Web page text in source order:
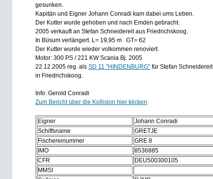
gesunken.
Kapitän und Eigner Johann Conradi kam dabei ums Leben.
Der Kutter wurde gehoben und nach Emden gebracht.
2005 verkauft an Stefan Schneidereit aus Friedrichskoog.
In Büsum verlängert. L= 19,95 m GT= 62
Der Kutter wurde wieder volkommen renoviert.
Motor: 300 PS / 221 KW Scania Bj. 2005
22.12.2005 reg. als SD 11 "HINDENBURG" für Stefan Schneidereit
in Friedrichskoog.
Info: Gerold Conradi
Zum Bericht über die Kollision hier klicken
Eigner
Johann Conradi
Schiffsname
GRETJE
Fischereinummer
GRE 8
IMO
8536885
CFR
DEU500300105
MMSI